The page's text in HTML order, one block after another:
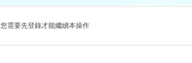
索
您需要先登錄才能繼續本操作